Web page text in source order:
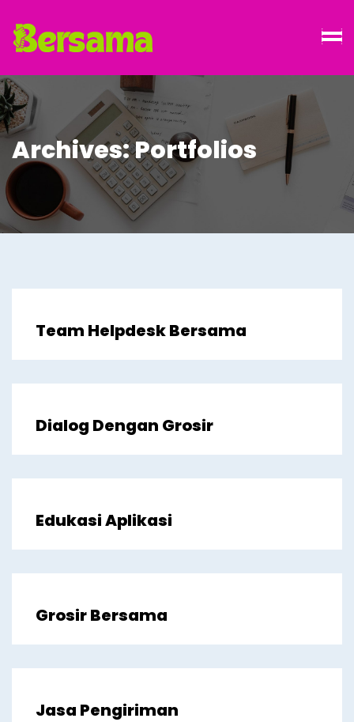
Archives:Portfolios
Team Helpdesk Bersama
Dialog Dengan Grosir
Edukasi Aplikasi
Grosir Bersama
Jasa Pengiriman